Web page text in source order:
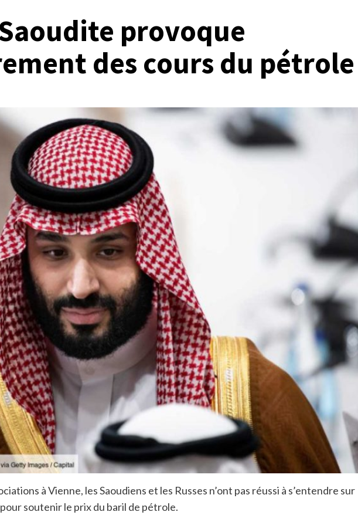
Saoudite provoque
des cours du pétrole
à Vienne, les Saoudiens et les Russes n’ont pas réussi à s’entendre sur
soutenir le prix du baril de pétrole.